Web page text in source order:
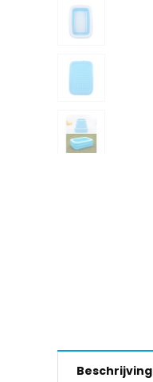
Beschrijving